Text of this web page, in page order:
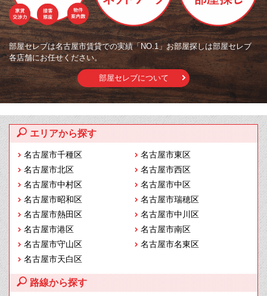
部屋セレブは名古屋市賃貸での実績「NO.1」お部屋探しは部屋セレブ
各店舗にお任せください。
部屋セレブについて
エリアから探す
名古屋市千種区
名古屋市東区
名古屋市北区
名古屋市西区
名古屋市中村区
名古屋市中区
名古屋市昭和区
名古屋市瑞穂区
名古屋市熱田区
名古屋市中川区
名古屋市港区
名古屋市南区
名古屋市守山区
名古屋市名東区
名古屋市天白区
路線から探す